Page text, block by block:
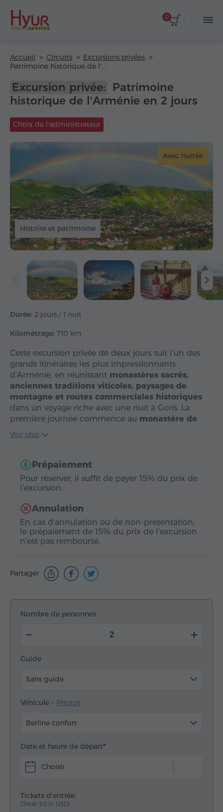
0
Accueil Circuits
Excursions privées
Patrimoine historique de l'Arménie en 2 jours
Excursion privée:
Patrimoine
historique de l'Arménie en 2 jours
Choix de l'administrateur
Avec nuitée
Histoire et patrimoine
Durée: 2 jours / 1 nuit
Kilométrage: 710 km
Cette excursion privée de deux jours suit l'un des
grands itinéraires les plus impressionnants
d'Arménie, en réunissant monastères sacrés,
anciennes traditions viticoles, paysages de
montagne et routes commerciales historiques
dans un voyage riche avec une nuit à Goris. La
première journée commence au monastère de
Khor Virap
Voir plus
Prépaiement
Pour réserver, il suffit de payer 15% du prix de
l'excursion.
Annulation
En cas d'annulation ou de non-présentation,
le prépaiement de 15% du prix de l'excursion
n'est pas remboursé.
Partager
Nombre de personnes
Guide
Sans guide
Véhicule – Photos
Berline confort
Date et heure de départ
Choisir
Tickets d'entrée:
(Total: 63.74 USD)